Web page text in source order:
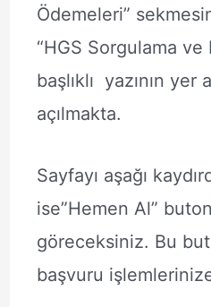
Ödemeleri”
“HGS Sorgulama ve
başlıklı yazının yer
açılmakta.
Sayfayı aşağı
ise”Hemen Al”
göreceksiniz. Bu
başvuru